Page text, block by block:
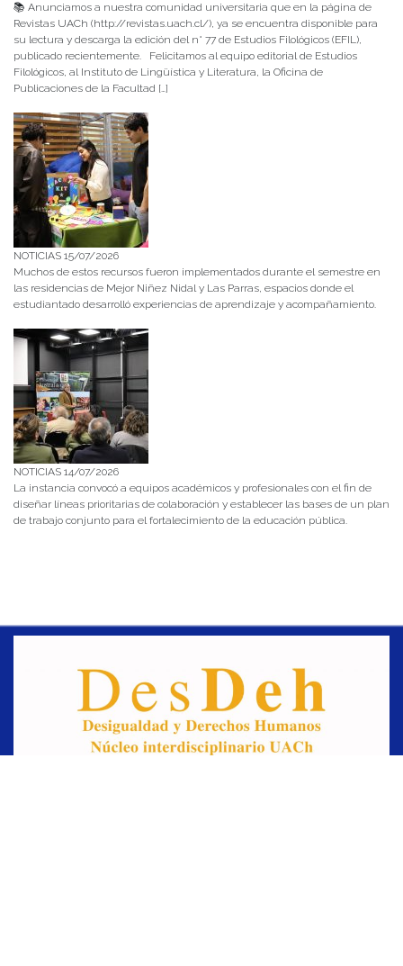
📚 Anunciamos a nuestra comunidad universitaria que en la página de
Revistas UACh (http://revistas.uach.cl/), ya se encuentra disponible para
su lectura y descarga la edición del n° 77 de Estudios Filológicos (EFIL),
publicado recientemente. Felicitamos al equipo editorial de Estudios
Filológicos, al Instituto de Lingüística y Literatura, la Oficina de
Publicaciones de la Facultad […]
NOTICIAS 15/07/2026
Muchos de estos recursos fueron implementados durante el semestre en
las residencias de Mejor Niñez Nidal y Las Parras, espacios donde el
estudiantado desarrolló experiencias de aprendizaje y acompañamiento.
NOTICIAS 14/07/2026
La instancia convocó a equipos académicos y profesionales con el fin de
diseñar líneas prioritarias de colaboración y establecer las bases de un plan
de trabajo conjunto para el fortalecimiento de la educación pública.